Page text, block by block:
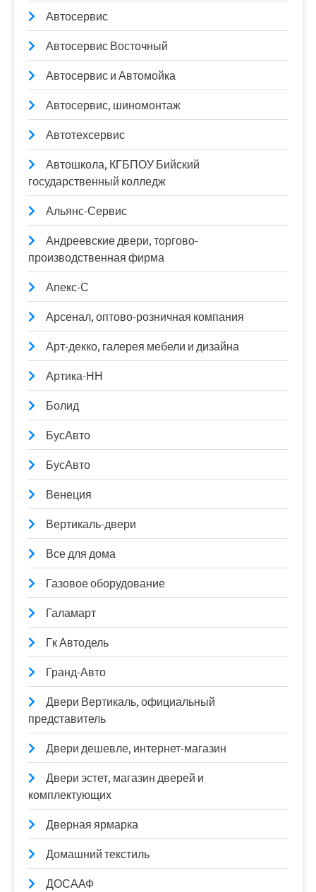
Автосервис
Автосервис Восточный
Автосервис и Автомойка
Автосервис, шиномонтаж
Автотехсервис
Автошкола, КГБПОУ Бийский
государственный колледж
Альянс-Сервис
Андреевские двери, торгово-
производственная фирма
Апекс-С
Арсенал, оптово-розничная компания
Арт-декко, галерея мебели и дизайна
Артика-НН
Болид
БусАвто
БусАвто
Венеция
Вертикаль-двери
Все для дома
Газовое оборудование
Галамарт
Гк Автодель
Гранд-Авто
Двери Вертикаль, официальный
представитель
Двери дешевле, интернет-магазин
Двери эстет, магазин дверей и
комплектующих
Дверная ярмарка
Домашний текстиль
ДОСААФ